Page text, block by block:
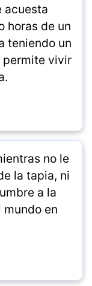
acuesta
horas de un
teniendo un
permite vivir
no le
la tapia, ni
a la
en